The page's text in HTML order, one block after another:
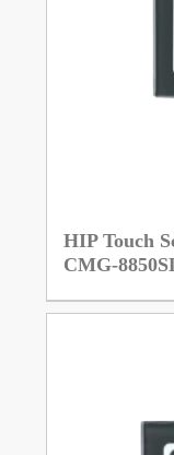
HIP Touch
CMG-